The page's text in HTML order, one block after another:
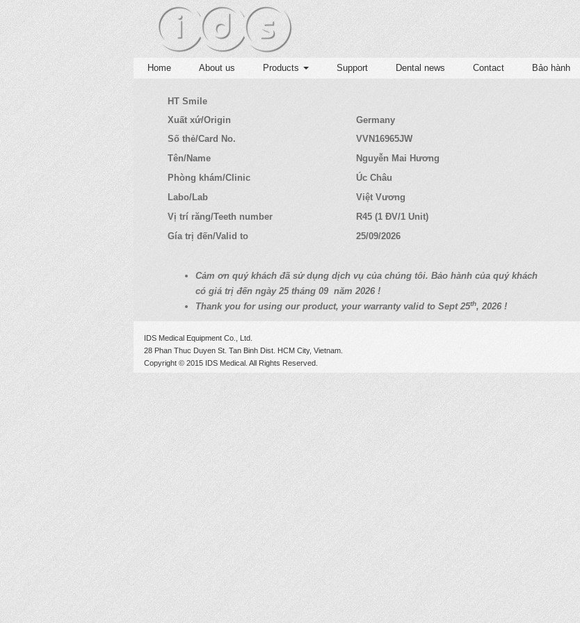
Home About us Products Support Dental news Contact Bảo hành
HT Smile
Xuất xứ/Origin
Germany
Số thẻ/Card No.
VVN16965JW
Tên/Name
Nguyễn Mai Hương
Phòng khám/Clinic
Úc Châu
Labo/Lab
Việt Vương
Vị trí răng/Teeth number
R45 (1 ĐV/1 Unit)
Gía trị đến/Valid to
25/09/2026
Cảm ơn quý khách đã sử dụng dịch vụ của chúng tôi. Bảo hành của quý khách
có giá trị đến ngày 25 tháng 09 năm 2026 !
Thank you for using our product, your warranty valid to Sept 25th, 2026 !
IDS Medical Equipment Co., Ltd.
28 Phan Thuc Duyen St. Tan Binh Dist. HCM City, Vietnam.
Copyright © 2015 IDS Medical. All Rights Reserved.